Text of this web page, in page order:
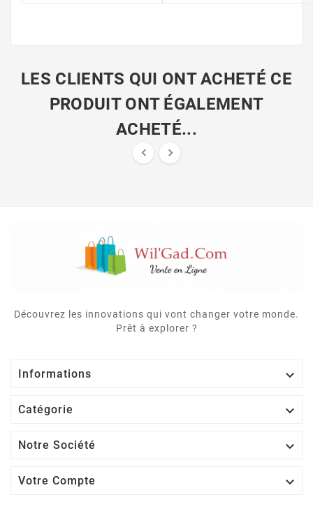
LES CLIENTS QUI ONT ACHETÉ CE
PRODUIT ONT ÉGALEMENT
ACHETÉ...
 
Découvrez les innovations qui vont changer votre monde.
Prêt à explorer ?
Informations 
Catégorie 
Notre Société 
Votre Compte 